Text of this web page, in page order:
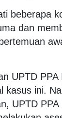
beberapa
dan
UPTD
kasus ini.
UPTD